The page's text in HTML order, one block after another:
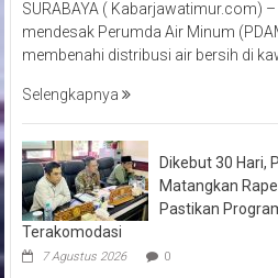
SURABAYA ( Kabarjawatimur.com)
mendesak Perumda Air Minum
membenahi distribusi air bersih di
Selengkapnya
Dikebut 30 Hari,
Matangkan
Pastikan
Terakomodasi
7 Agustus 2026 0